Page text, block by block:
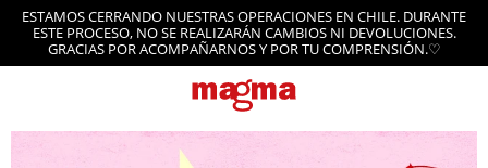
ESTAMOS CERRANDO NUESTRAS OPERACIONES EN CHILE. DURANTE
ESTE PROCESO, NO SE REALIZARÁN CAMBIOS NI DEVOLUCIONES.
GRACIAS POR ACOMPAÑARNOS Y POR TU COMPRENSIÓN.♡